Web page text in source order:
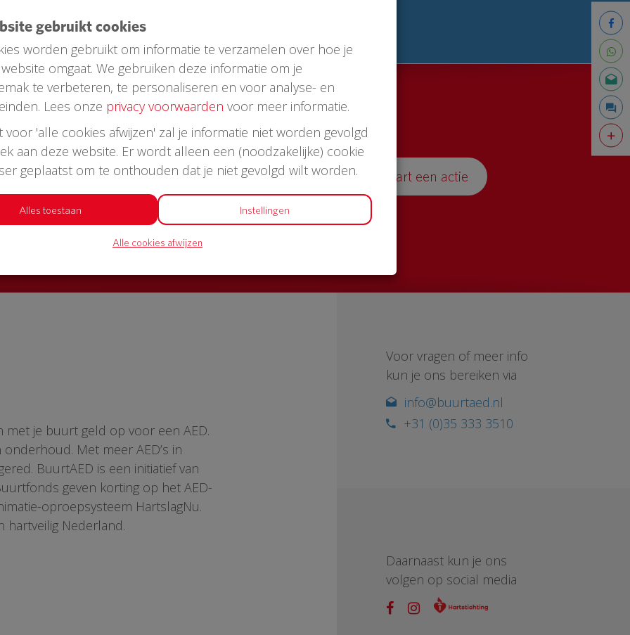
in jouw straat?
een AED + buitenkast met korting
Start een actie
met je buurt geld op voor een AED.
Met meer AED’s in
BuurtAED is een initiatief van
geven korting op het AED-
oproepsysteem HartslagNu.
hartveilig Nederland.
Voor vragen of meer info
kun je ons bereiken via
info@buurtaed.nl
+31 (0)35 333 3510
Daarnaast kun je ons
volgen op social media
gebruikt cookies
worden gebruikt om informatie te verzamelen over hoe je
omgaat. We gebruiken deze informatie om je
te verbeteren, te personaliseren en voor analyse- en
Lees onze privacy voorwaarden voor meer informatie.
voor 'alle cookies afwijzen' zal je informatie niet worden gevolgd
aan deze website. Er wordt alleen een (noodzakelijke) cookie
geplaatst om te onthouden dat je niet gevolgd wilt worden.
Alles toestaan Instellingen
Alle cookies afwijzen